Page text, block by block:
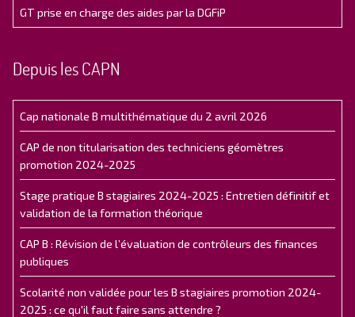
GT prise en charge des aides par la DGFiP
Depuis les CAPN
Cap nationale B multithématique du 2 avril 2026
CAP de non titularisation des techniciens géomètres
promotion 2024-2025
Stage pratique B stagiaires 2024-2025 : Entretien définitif et
validation de la formation théorique
CAP B : Révision de l’évaluation de contrôleurs des finances
publiques
Scolarité non validée pour les B stagiaires promotion 2024-
2025 : ce qu'il faut faire sans attendre ?